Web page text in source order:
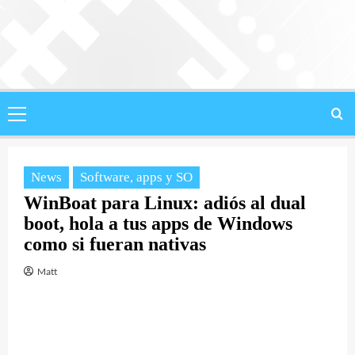
principal
News Software, apps y SO
WinBoat para Linux: adiós al dual
boot, hola a tus apps de Windows
como si fueran nativas
Matt